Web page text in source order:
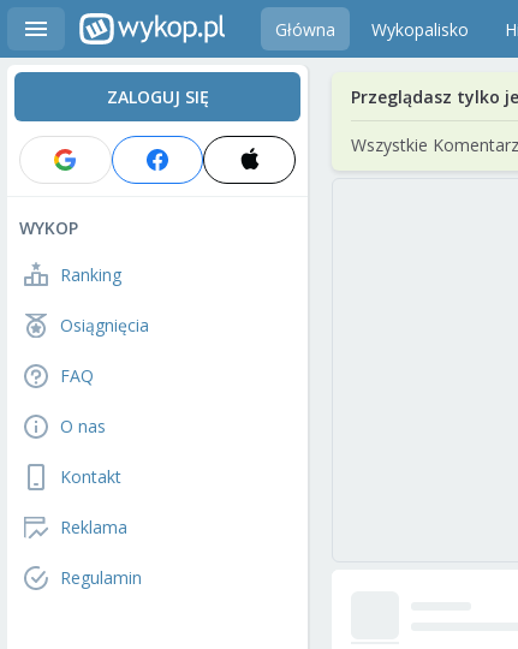
Główna Wykopalisko
ZALOGUJ SIĘ
WYKOP
Ranking
Osiągnięcia
FAQ
O nas
Kontakt
Reklama
Regulamin
Przeglądasz tylko
Wszystkie